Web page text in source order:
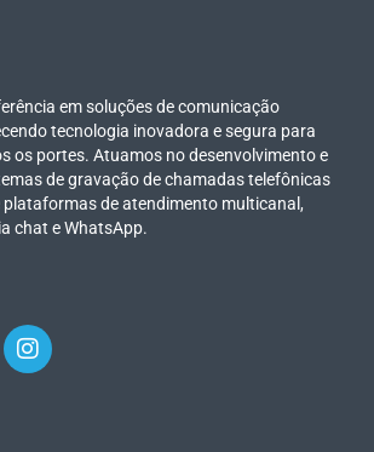
em soluções de comunicação
tecnologia inovadora e segura para
os portes. Atuamos no desenvolvimento e
de gravação de chamadas telefônicas
plataformas de atendimento multicanal,
chat e WhatsApp.